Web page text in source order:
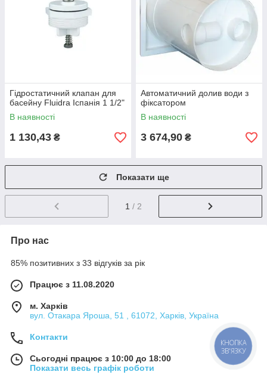
Гідростатичний клапан для
басейну Fluidra Іспанія 1 1/2"
В наявності
1 130,43 ₴
Автоматичний долив води з
фіксатором
В наявності
3 674,90 ₴
Показати ще
1 / 2
Про нас
85% позитивних з 33 відгуків за рік
Працює з 11.08.2020
м. Харків
вул. Отакара Яроша, 51 , 61072, Харків, Україна
Контакти
Сьогодні працює з 10:00 до 18:00
Показати весь графік роботи
КНОПКА
ЗВ'ЯЗКУ